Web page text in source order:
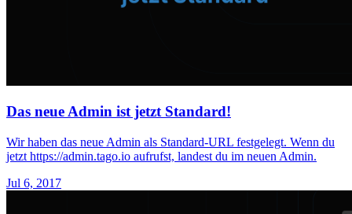
Das neue Admin ist jetzt Standard!
Wir haben das neue Admin als Standard-URL festgelegt. Wenn du
jetzt https://admin.tago.io aufrufst, landest du im neuen Admin.
Jul 6, 2017